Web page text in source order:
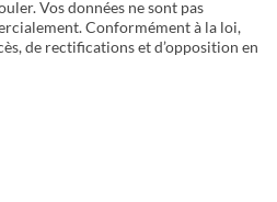
Vos données ne sont pas
Conformément à la loi,
de rectifications et d’opposition en